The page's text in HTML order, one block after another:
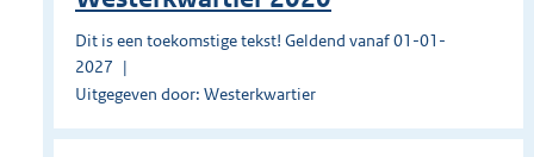
Dit is een toekomstige tekst! Geldend vanaf 01-01-
2027
Uitgegeven door: Westerkwartier